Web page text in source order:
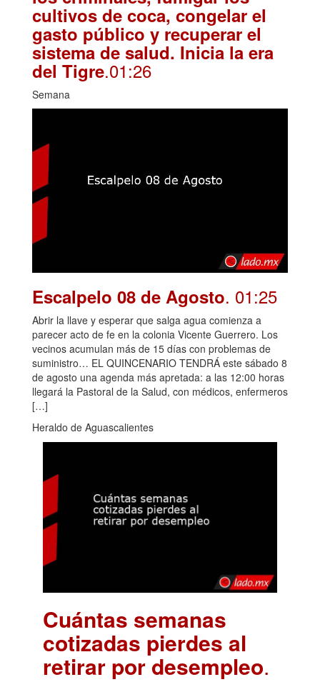
cultivos de coca, congelar el
gasto público y recuperar el
sistema de salud. Inicia la era
del Tigre.01:26
Semana
Escalpelo 08 de Agosto. 01:25
Abrir la llave y esperar que salga agua comienza a
parecer acto de fe en la colonia Vicente Guerrero. Los
vecinos acumulan más de 15 días con problemas de
suministro… EL QUINCENARIO TENDRÁ este sábado 8
de agosto una agenda más apretada: a las 12:00 horas
llegará la Pastoral de la Salud, con médicos, enfermeros
[…]
Heraldo de Aguascalientes
Cuántas semanas
cotizadas pierdes al
retirar por desempleo.